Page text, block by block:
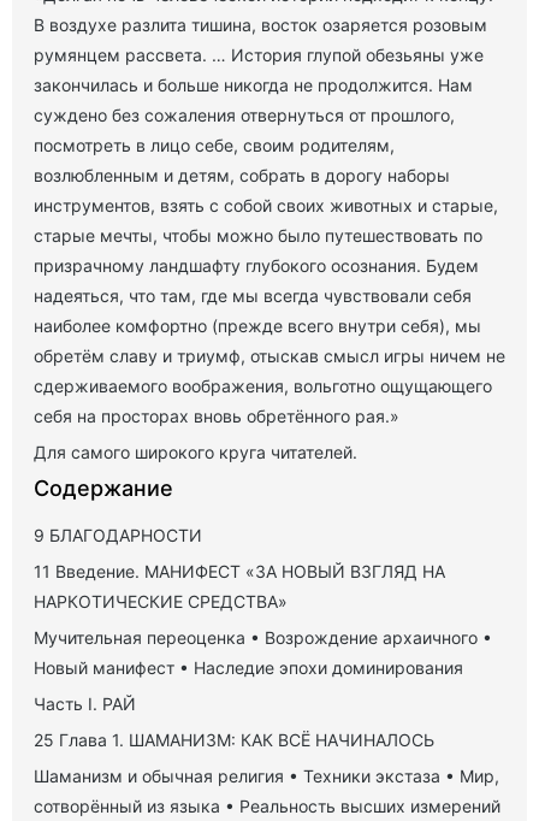
В воздухе разлита тишина, восток озаряется розовым
румянцем рассвета. … История глупой обезьяны уже
закончилась и больше никогда не продолжится. Нам
суждено без сожаления отвернуться от прошлого,
посмотреть в лицо себе, своим родителям,
возлюбленным и детям, собрать в дорогу наборы
инструментов, взять с собой своих животных и старые,
старые мечты, чтобы можно было путешествовать по
призрачному ландшафту глубокого осознания. Будем
надеяться, что там, где мы всегда чувствовали себя
наиболее комфортно (прежде всего внутри себя), мы
обретём славу и триумф, отыскав смысл игры ничем не
сдерживаемого воображения, вольготно ощущающего
себя на просторах вновь обретённого рая.»
Для самого широкого круга читателей.
Содержание
9 БЛАГОДАРНОСТИ
11 Введение. МАНИФЕСТ «ЗА НОВЫЙ ВЗГЛЯД НА
НАРКОТИЧЕСКИЕ СРЕДСТВА»
Мучительная переоценка • Возрождение архаичного •
Новый манифест • Наследие эпохи доминирования
Часть I. РАЙ
25 Глава 1. ШАМАНИЗМ: КАК ВСЁ НАЧИНАЛОСЬ
Шаманизм и обычная религия • Техники экстаза • Мир,
сотворённый из языка • Реальность высших измерений